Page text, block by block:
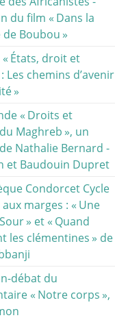
du film « Dans la
Boubou »
États, droit et
Les chemins d’avenir
»
« Droits et
Maghreb », un
Nathalie Bernard -
et Baudouin Dupret
Condorcet Cycle
marges : « Une
» et « Quand
les clémentines » de
débat du
« Notre corps »,